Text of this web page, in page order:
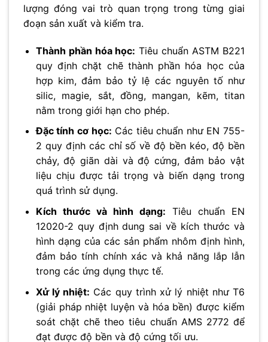
lượng đóng vai trò quan trọng trong từng giai
đoạn sản xuất và kiểm tra.
Thành phần hóa học: Tiêu chuẩn ASTM B221
quy định chặt chẽ thành phần hóa học của
hợp kim, đảm bảo tỷ lệ các nguyên tố như
silic, magie, sắt, đồng, mangan, kẽm, titan
nằm trong giới hạn cho phép.
Đặc tính cơ học: Các tiêu chuẩn như EN 755-
2 quy định các chỉ số về độ bền kéo, độ bền
chảy, độ giãn dài và độ cứng, đảm bảo vật
liệu chịu được tải trọng và biến dạng trong
quá trình sử dụng.
Kích thước và hình dạng: Tiêu chuẩn EN
12020-2 quy định dung sai về kích thước và
hình dạng của các sản phẩm nhôm định hình,
đảm bảo tính chính xác và khả năng lắp lẫn
trong các ứng dụng thực tế.
Xử lý nhiệt: Các quy trình xử lý nhiệt như T6
(giải pháp nhiệt luyện và hóa bền) được kiểm
soát chặt chẽ theo tiêu chuẩn AMS 2772 để
đạt được độ bền và độ cứng tối ưu.